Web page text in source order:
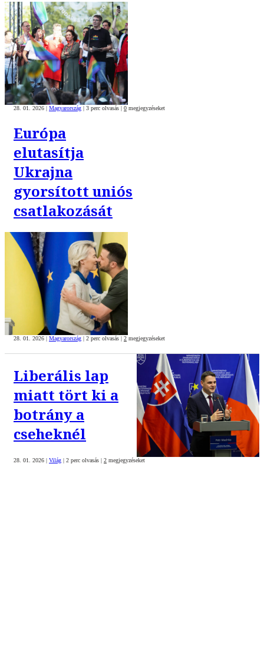
28. 01. 2026 Magyarország 3 perc olvasás 0 megjegyzéseket
Európa
elutasítja
Ukrajna
gyorsított uniós
csatlakozását
28. 01. 2026 | Magyarország | 2 perc olvasás | 2 megjegyzéseket
Liberális lap
miatt tört ki a
botrány a
cseheknél
28. 01. 2026 | Világ | 2 perc olvasás | 2 megjegyzéseket